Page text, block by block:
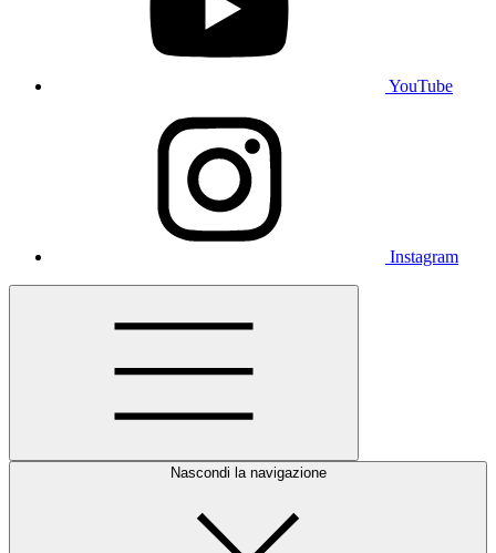
YouTube
Instagram
Nascondi la navigazione